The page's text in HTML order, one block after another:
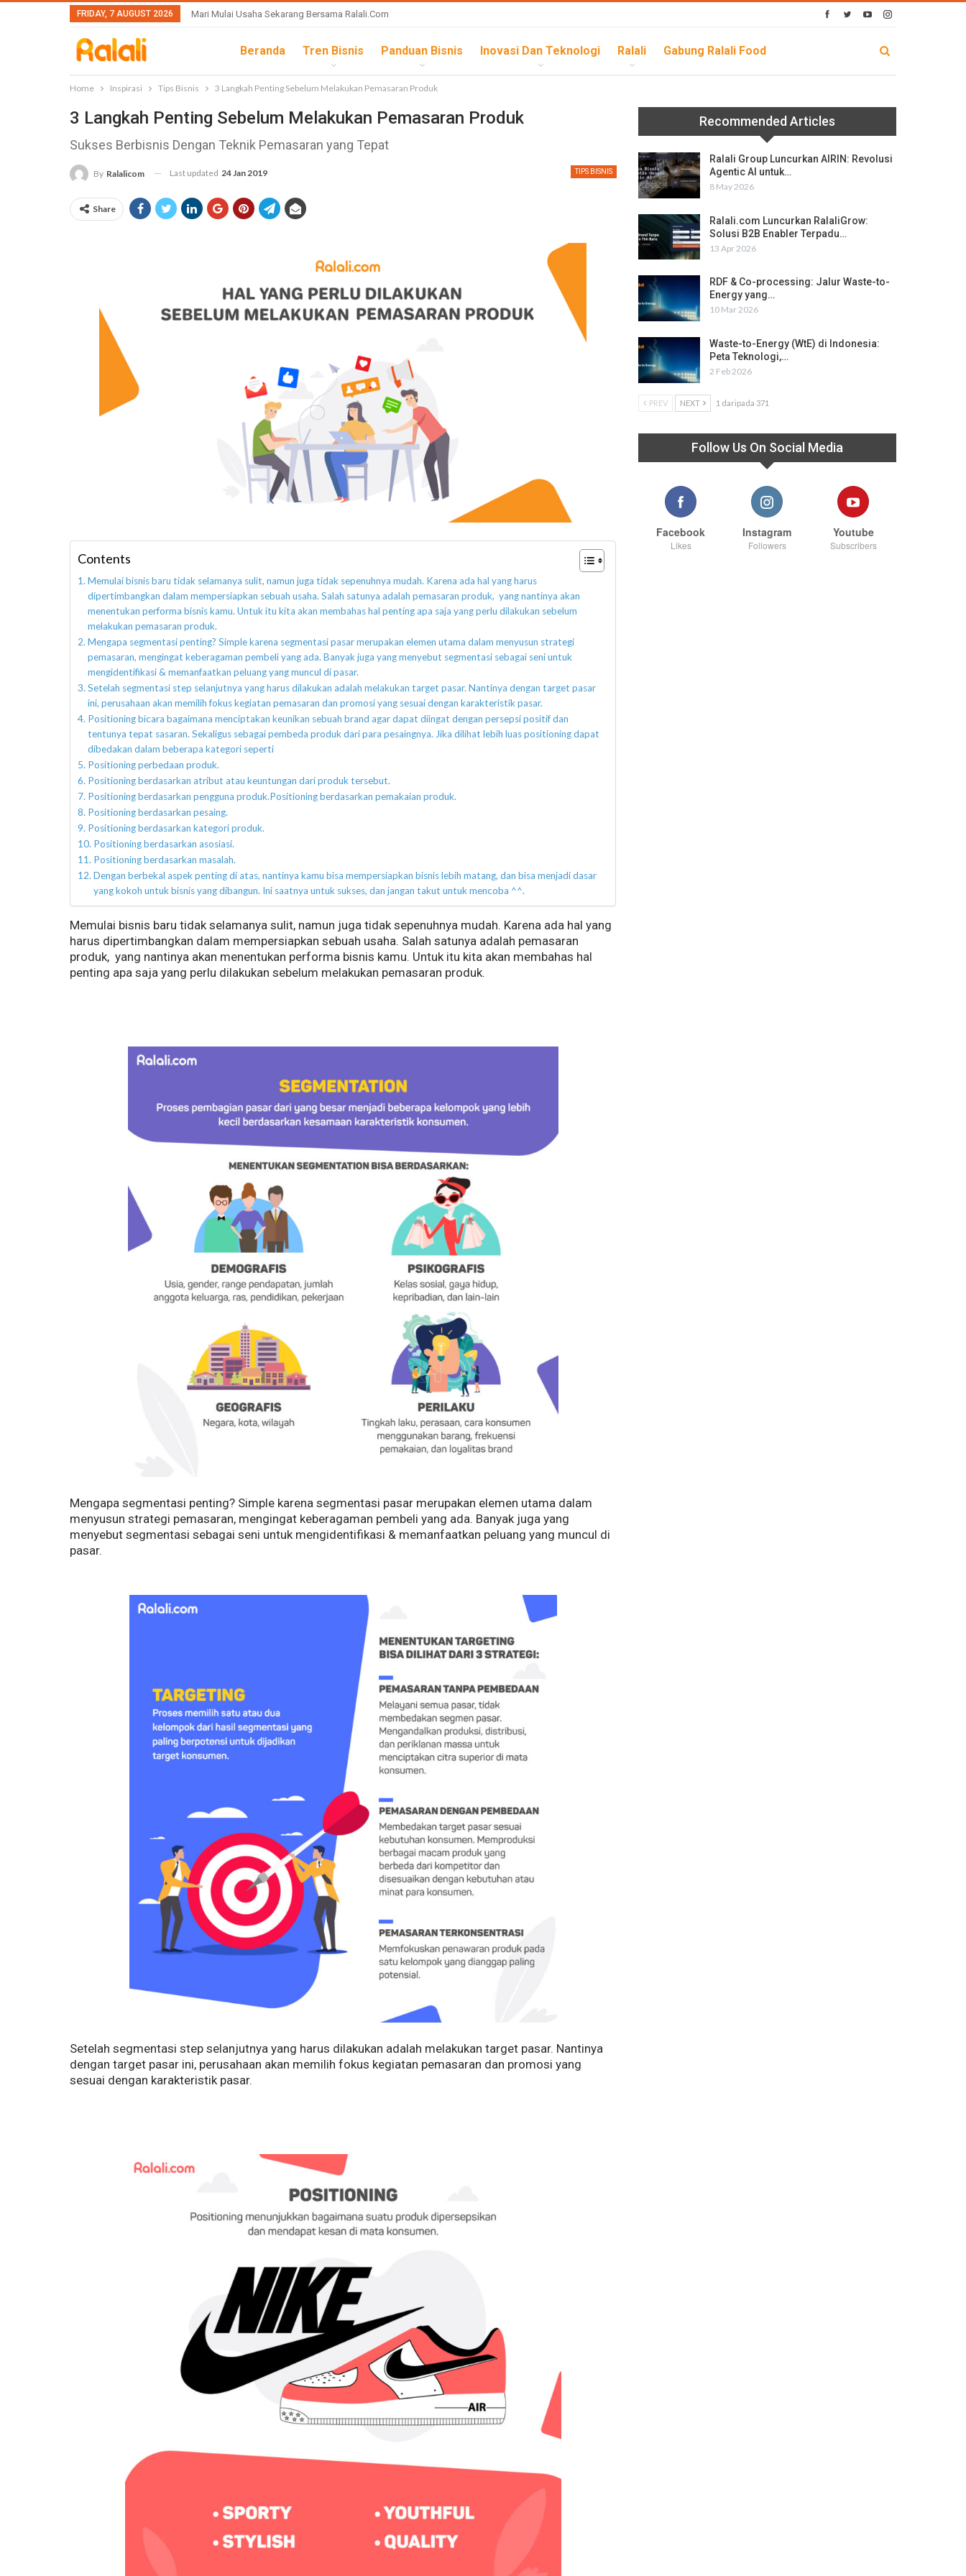
FRIDAY, 7 AUGUST 2026 Mari Mulai Usaha Sekarang Bersama Ralali.com
Beranda Tren Bisnis Panduan Bisnis Inovasi Dan Teknologi Ralali Gabung Ralali Food
Home Inspirasi Tips Bisnis 3 Langkah Penting Sebelum Melakukan Pemasaran Produk
3 Langkah Penting Sebelum Melakukan Pemasaran Produk
Sukses Berbisnis Dengan Teknik Pemasaran yang Tepat
TIPS BISNIS
By Ralalicom Last updated 24 Jan 2019
Share
Contents
Memulai bisnis baru tidak selamanya sulit, namun juga tidak sepenuhnya mudah. Karena ada hal yang harus
dipertimbangkan dalam mempersiapkan sebuah usaha. Salah satunya adalah pemasaran produk, yang nantinya akan
menentukan performa bisnis kamu. Untuk itu kita akan membahas hal penting apa saja yang perlu dilakukan sebelum
melakukan pemasaran produk.
Mengapa segmentasi penting? Simple karena segmentasi pasar merupakan elemen utama dalam menyusun strategi
pemasaran, mengingat keberagaman pembeli yang ada. Banyak juga yang menyebut segmentasi sebagai seni untuk
mengidentifikasi & memanfaatkan peluang yang muncul di pasar.
Setelah segmentasi step selanjutnya yang harus dilakukan adalah melakukan target pasar. Nantinya dengan target pasar
ini, perusahaan akan memilih fokus kegiatan pemasaran dan promosi yang sesuai dengan karakteristik pasar.
Positioning bicara bagaimana menciptakan keunikan sebuah brand agar dapat diingat dengan persepsi positif dan
tentunya tepat sasaran. Sekaligus sebagai pembeda produk dari para pesaingnya. Jika dilihat lebih luas positioning dapat
dibedakan dalam beberapa kategori seperti
Positioning perbedaan produk.
Positioning berdasarkan atribut atau keuntungan dari produk tersebut.
Positioning berdasarkan pengguna produk.Positioning berdasarkan pemakaian produk.
Positioning berdasarkan pesaing.
Positioning berdasarkan kategori produk.
Positioning berdasarkan asosiasi.
Positioning berdasarkan masalah.
Dengan berbekal aspek penting di atas, nantinya kamu bisa mempersiapkan bisnis lebih matang, dan bisa menjadi dasar
yang kokoh untuk bisnis yang dibangun. Ini saatnya untuk sukses, dan jangan takut untuk mencoba ^^.
Memulai bisnis baru tidak selamanya sulit, namun juga tidak sepenuhnya mudah. Karena ada hal yang
harus dipertimbangkan dalam mempersiapkan sebuah usaha. Salah satunya adalah pemasaran
produk, yang nantinya akan menentukan performa bisnis kamu. Untuk itu kita akan membahas hal
penting apa saja yang perlu dilakukan sebelum melakukan pemasaran produk.
Mengapa segmentasi penting? Simple karena segmentasi pasar merupakan elemen utama dalam
menyusun strategi pemasaran, mengingat keberagaman pembeli yang ada. Banyak juga yang
menyebut segmentasi sebagai seni untuk mengidentifikasi & memanfaatkan peluang yang muncul di
pasar.
Setelah segmentasi step selanjutnya yang harus dilakukan adalah melakukan target pasar. Nantinya
dengan target pasar ini, perusahaan akan memilih fokus kegiatan pemasaran dan promosi yang
sesuai dengan karakteristik pasar.
Recommended Articles
Ralali Group Luncurkan AIRIN: Revolusi
Agentic AI untuk…
8 May 2026
Ralali.com Luncurkan RalaliGrow:
Solusi B2B Enabler Terpadu…
13 Apr 2026
RDF & Co-processing: Jalur Waste-to-
Energy yang…
10 Mar 2026
Waste-to-Energy (WtE) di Indonesia:
Peta Teknologi,…
2 Feb 2026
PREV NEXT 1 daripada 371
Follow Us On Social Media
Facebook
Likes
Instagram
Followers
Youtube
Subscribers